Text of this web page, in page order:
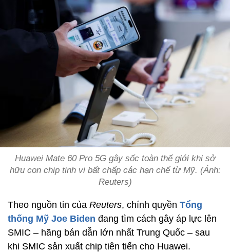
Huawei Mate 60 Pro 5G gây sốc toàn thế giới khi sở
hữu con chip tinh vi bất chấp các hạn chế từ Mỹ. (Ảnh:
Reuters)
Theo nguồn tin của Reuters, chính quyền Tổng
thống Mỹ Joe Biden đang tìm cách gây áp lực lên
SMIC – hãng bán dẫn lớn nhất Trung Quốc – sau
khi SMIC sản xuất chip tiên tiến cho Huawei.